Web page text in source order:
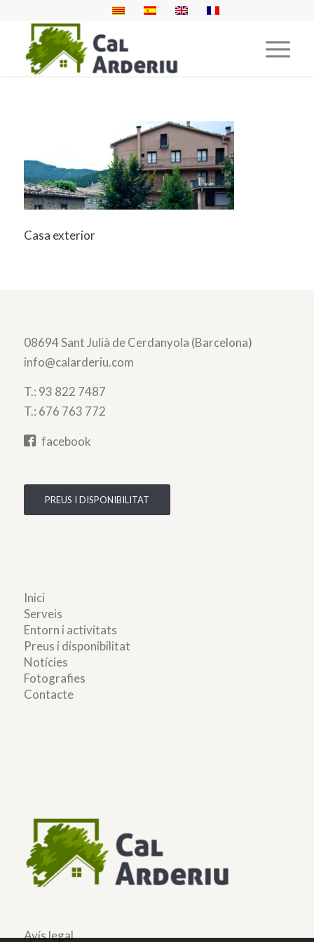
Casa exterior
08694 Sant Julià de Cerdanyola (Barcelona)
info@calarderiu.com
T.: 93 822 7487
T.: 676 763 772
facebook
PREUS I DISPONIBILITAT
Inici
Serveis
Entorn i activitats
Preus i disponibilitat
Notícies
Fotografies
Contacte
Avís legal